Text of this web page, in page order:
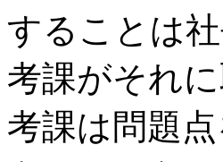
することは
考課がそれ
考課は問題